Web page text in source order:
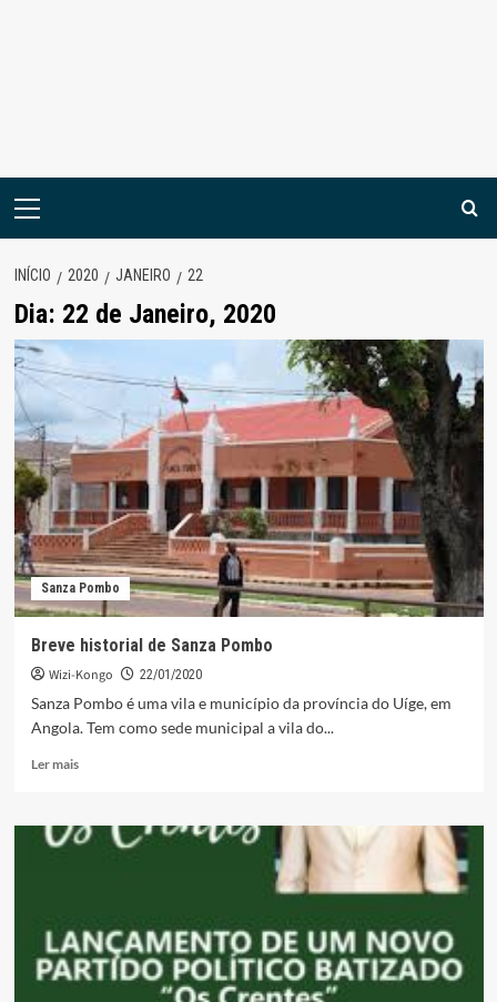
Menu
INÍCIO 2020 JANEIRO 22
Dia: 22 de Janeiro, 2020
Sanza Pombo
Breve historial de Sanza Pombo
Wizi-Kongo 22/01/2020
Sanza Pombo é uma vila e município da província do Uíge, em
Angola. Tem como sede municipal a vila do...
Ler maisLeia
Breve
historial